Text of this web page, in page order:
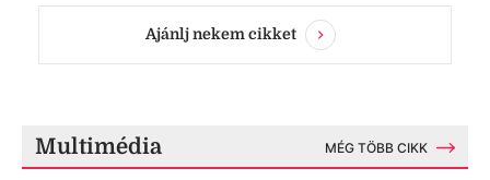
Ajánlj nekem cikket
Multimédia MÉG TÖBB CIKK